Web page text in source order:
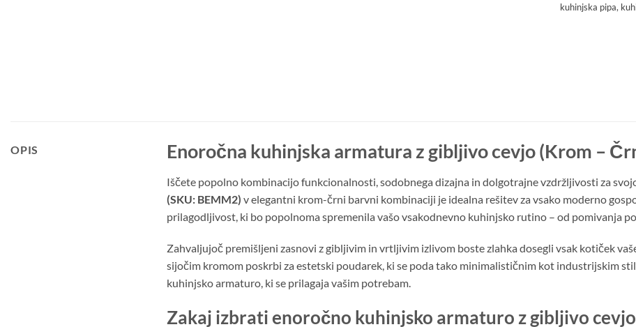
kuhinjska pipa,
OPIS Enoročna kuhinjska armatura z gibljivo cevjo (Krom –
Iščete popolno kombinacijo funkcionalnosti, sodobnega dizajna in dolgotrajne vzdržljivosti za
(SKU: BEMM2) v elegantni krom-črni barvni kombinaciji je idealna rešitev za vsako moderno
prilagodljivost, ki bo popolnoma spremenila vašo vsakodnevno kuhinjsko rutino – od pomivanja
Zahvaljujoč premišljeni zasnovi z gibljivim in vrtljivim izlivom boste zlahka dosegli vsak kotiček
sijočim kromom poskrbi za estetski poudarek, ki se poda tako minimalističnim kot industrijskim
kuhinjsko armaturo, ki se prilagaja vašim potrebam.
Zakaj izbrati enoročno kuhinjsko armaturo z gibljivo